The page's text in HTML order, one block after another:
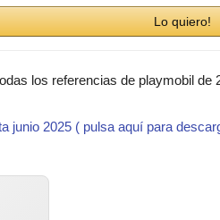
Lo quiero!
los referencias de playmobil de
junio 2025 ( pulsa aquí para